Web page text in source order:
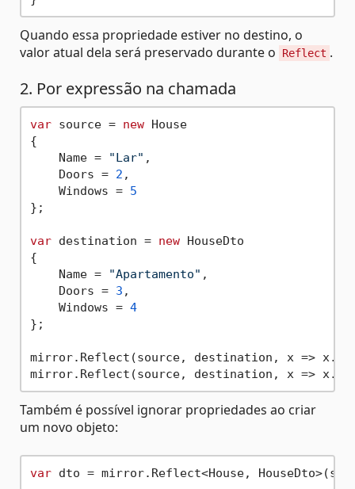
Quando essa propriedade estiver no destino, o
valor atual dela será preservado durante o
Reflect .
2. Por expressão na chamada
var source = new House
{
    Name =
"Lar" ,
    Doors =
2 ,
    Windows =
5
};
var destination = new HouseDto
{
    Name =
"Apartamento" ,
    Doors =
3 ,
    Windows =
4
};
mirror.Reflect(source, destination, x =>
Também é possível ignorar propriedades ao criar
um novo objeto:
var